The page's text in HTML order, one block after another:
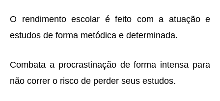
O rendimento escolar é feito com a atuação e
estudos de forma metódica e determinada.
Combata a procrastinação de forma intensa para
não correr o risco de perder seus estudos.